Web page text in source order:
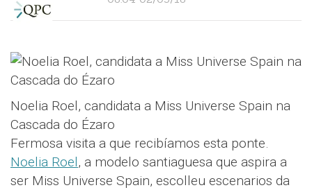
Noelia Roel, candidata a Miss Universe Spain na
Cascada do Ézaro
Fermosa visita a que recibíamos esta ponte.
Noelia Roel, a modelo santiaguesa que aspira a
ser Miss Universe Spain, escolleu escenarios da